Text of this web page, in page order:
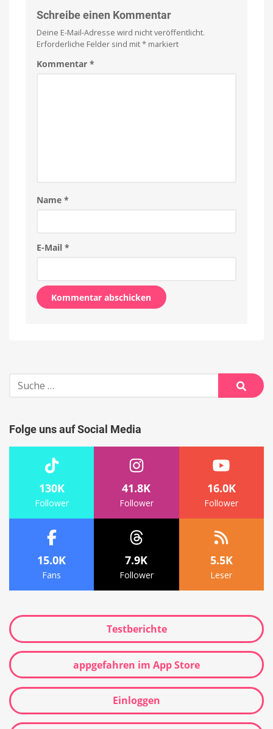
Schreibe einen Kommentar
Deine E-Mail-Adresse wird nicht veröffentlicht.
Erforderliche Felder sind mit* markiert
Kommentar *
Name *
E-Mail *
Suche
nach:
Suche
Folge uns auf Social Media
130K
Follower
41.8K
Follower
16.0K
Follower
15.0K
Fans
7.9K
Follower
5.5K
Leser
Testberichte
appgefahren im App Store
Einloggen